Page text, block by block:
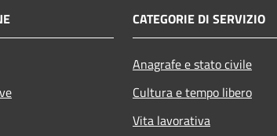
CATEGORIE DI SERVIZIO
Anagrafe e stato civile
Cultura e tempo libero
Vita lavorativa